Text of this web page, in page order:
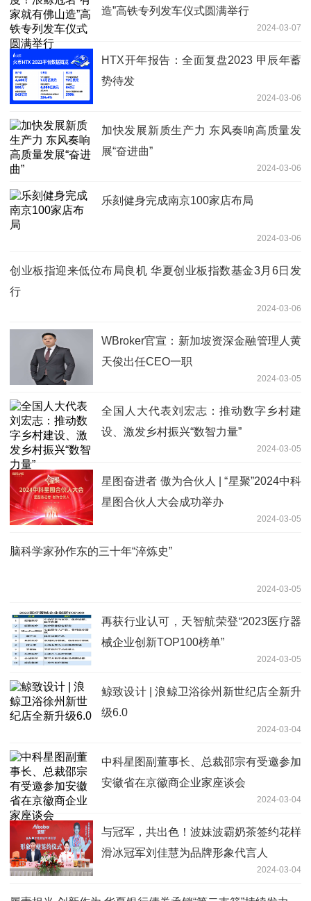
造”高铁专列发车仪式圆满举行
2024-03-07
HTX开年报告：全面复盘2023 甲辰年蓄
势待发
2024-03-06
加快发展新质生产力 东风奏响高质量发
展“奋进曲”
2024-03-06
乐刻健身完成南京100家店布局
2024-03-06
创业板指迎来低位布局良机 华夏创业板指数基金3月6日发
行
2024-03-06
WBroker官宣：新加坡资深金融管理人黄
天俊出任CEO一职
2024-03-05
全国人大代表刘宏志：推动数字乡村建
设、激发乡村振兴“数智力量”
2024-03-05
星图奋进者 傲为合伙人 | “星聚”2024中科
星图合伙人大会成功举办
2024-03-05
脑科学家孙作东的三十年“淬炼史”
2024-03-05
再获行业认可，天智航荣登“2023医疗器
械企业创新TOP100榜单”
2024-03-05
鲸致设计 | 浪鲸卫浴徐州新世纪店全新升
级6.0
2024-03-04
中科星图副董事长、总裁邵宗有受邀参加
安徽省在京徽商企业家座谈会
2024-03-04
与冠军，共出色！波妹波霸奶茶签约花样
滑冰冠军刘佳慧为品牌形象代言人
2024-03-04